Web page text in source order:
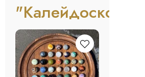
"Калейдоскоп"